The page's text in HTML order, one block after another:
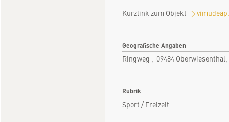
Kurzlink zum Objekt →
Geografische Angaben
Ringweg , 09484
Rubrik
Sport / Freizeit